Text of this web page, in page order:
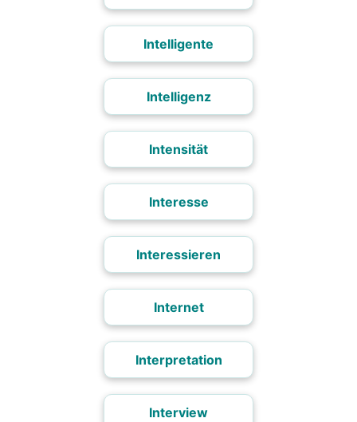
Intelligente
Intelligenz
Intensität
Interesse
Interessieren
Internet
Interpretation
Interview